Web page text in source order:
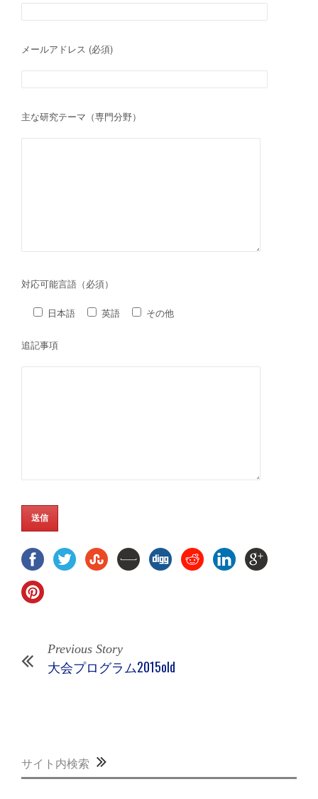
メールアドレス (必須)
主な研究テーマ（専門分野）
対応可能言語（必須）
日本語 英語 その他
追記事項
Previous Story
大会プログラム2015old
サイト内検索